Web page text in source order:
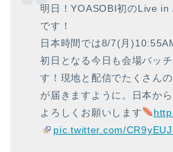
明日！YOASOBI初のLive
です！
日本時間では8/7(月
初日となる今日も会場バッ
す！現地と配信でたくさん
が届きますように。日本か
よろしくお願いします
pic.twitter.com/